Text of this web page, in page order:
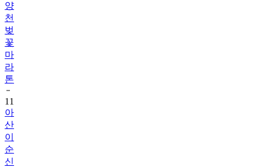
양
천
벚
꽃
마
라
톤
11
아
산
이
순
신